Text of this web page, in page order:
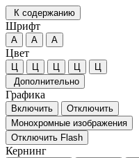
К содержанию
Шрифт
А А А
Цвет
Ц Ц Ц Ц
Ц
Дополнительно
Графика
Включить
Отключить
Монохромные изображения
Отключить Flash
Кернинг